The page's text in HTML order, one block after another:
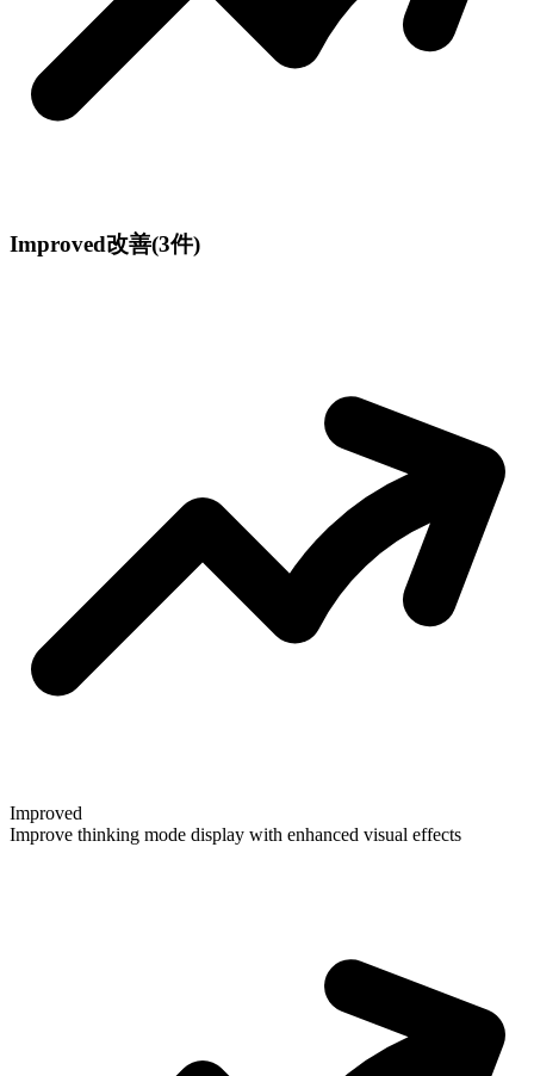
Improved改善(3件)
Improved
Improve thinking mode display with enhanced visual effects